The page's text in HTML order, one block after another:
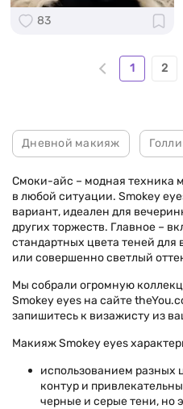
83
1 2
Дневной макияж
Смоки-айс – модная техника
в любой ситуации. Smokey
вариант, идеален для
других торжеств. Главное –
стандартных цвета теней для
или совершенно светлый
Мы собрали огромную
Smokey eyes на сайте
запишитесь к визажисту из
Макияж Smokey eyes
использованием разных
контур и
черные и серые тени, но